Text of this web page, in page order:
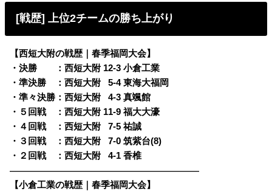
[戦歴] 上位2チームの勝ち上がり
【西短大附の戦歴｜春季福岡大会】
・決勝 ：西短大附 12-3 小倉工業
・準決勝 ：西短大附
05-4 東海大福岡
・準々決勝：西短大附
04-3 真颯館
・５回戦 ：西短大附 11-9 福大大濠
・４回戦 ：西短大附
07-5 祐誠
・３回戦 ：西短大附
07-0 筑紫台(8)
・２回戦 ：西短大附
04-1 香椎
————————————————————————
【小倉工業の戦歴｜春季福岡大会】